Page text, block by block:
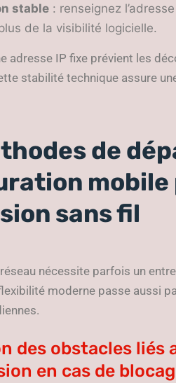
stable : renseignez
de la visibilité logicielle.
adresse IP fixe prévient les
stabilité technique assure
de
sans fil
nécessite parfois un
moderne passe aussi
des obstacles liés
en cas de